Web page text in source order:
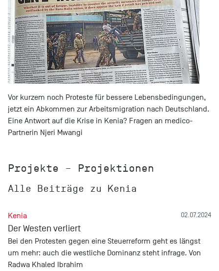
Vor kurzem noch Proteste für bessere Lebensbedingungen,
jetzt ein Abkommen zur Arbeitsmigration nach Deutschland.
Eine Antwort auf die Krise in Kenia? Fragen an medico-
Partnerin Njeri Mwangi
Projekte – Projektionen
Alle Beiträge zu Kenia
02.07.2024
Kenia
Der Westen verliert
Bei den Protesten gegen eine Steuerreform geht es längst
um mehr: auch die westliche Dominanz steht infrage. Von
Radwa Khaled Ibrahim